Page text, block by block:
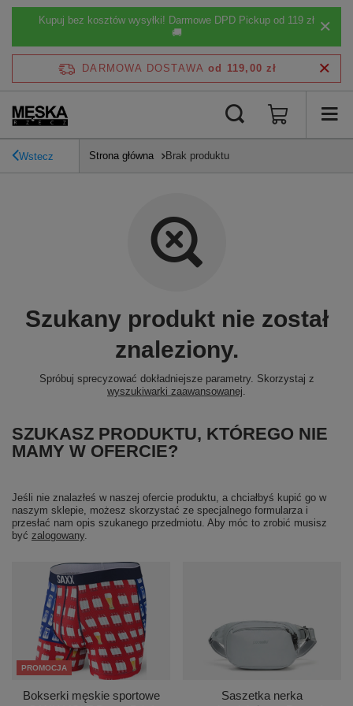
Kupuj bez kosztów wysyłki! Darmowe DPD Pickup od 119 zł
🚚
DARMOWA DOSTAWA od 119,00 zł
Wstecz Strona główna Brak produktu
Szukany produkt nie został
znaleziony.
Spróbuj sprecyzować dokładniejsze parametry. Skorzystaj z
wyszukiwarki zaawansowanej.
SZUKASZ PRODUKTU, KTÓREGO NIE
MAMY W OFERCIE?
Jeśli nie znalazłeś w naszej ofercie produktu, a chciałbyś kupić go w
naszym sklepie, możesz skorzystać ze specjalnego formularza i
przesłać nam opis szukanego przedmiotu. Aby móc to zrobić musisz
być zalogowany.
PROMOCJA
Bokserki męskie sportowe
Saszetka nerka